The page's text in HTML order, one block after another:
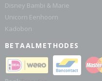
Disney Bambi & Marie
Unicorn Eenhoorn
Kadobon
BETAALMETHODES